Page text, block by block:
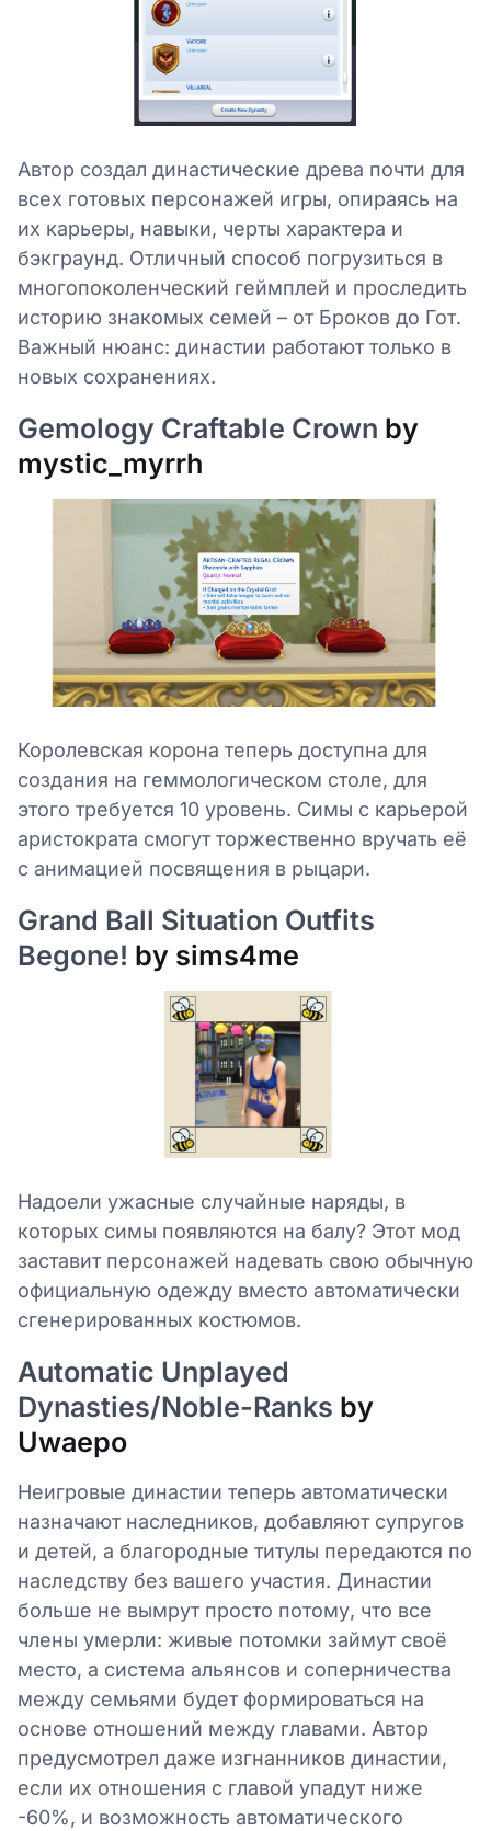
Автор создал династические древа почти для
всех готовых персонажей игры, опираясь на
их карьеры, навыки, черты характера и
бэкграунд. Отличный способ погрузиться в
многопоколенческий геймплей и проследить
историю знакомых семей – от Броков до Гот.
Важный нюанс: династии работают только в
новых сохранениях.
Gemology Craftable Crown by
mystic_myrrh
Королевская корона теперь доступна для
создания на геммологическом столе, для
этого требуется 10 уровень. Симы с карьерой
аристократа смогут торжественно вручать её
с анимацией посвящения в рыцари.
Grand Ball Situation Outfits
Begone! by sims4me
Надоели ужасные случайные наряды, в
которых симы появляются на балу? Этот мод
заставит персонажей надевать свою обычную
официальную одежду вместо автоматически
сгенерированных костюмов.
Automatic Unplayed
Dynasties/Noble-Ranks by
Uwaepo
Неигровые династии теперь автоматически
назначают наследников, добавляют супругов
и детей, а благородные титулы передаются по
наследству без вашего участия. Династии
больше не вымрут просто потому, что все
члены умерли: живые потомки займут своё
место, а система альянсов и соперничества
между семьями будет формироваться на
основе отношений между главами. Автор
предусмотрел даже изгнанников династии,
если их отношения с главой упадут ниже
-60%, и возможность автоматического